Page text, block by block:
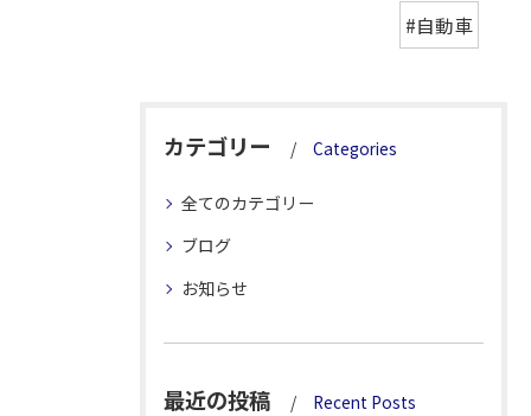
#自動車
カテゴリー Categories
全てのカテゴリー
ブログ
お知らせ
最近の投稿 Recent Posts